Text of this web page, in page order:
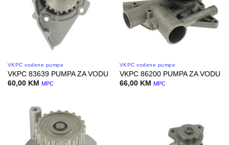
VKPC vodene pumpe
VKPC 83639 PUMPA ZA VODU
60,00 KM MPC
VKPC vodene pumpe
VKPC 86200 PUMPA ZA VODU
66,00 KM MPC